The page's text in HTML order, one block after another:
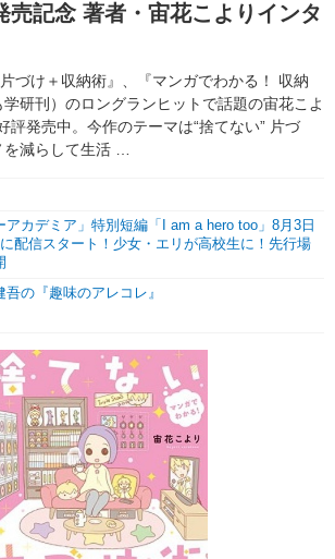
コスプレ
覧 コラム
らせ
売記念 著者・宙花こよりインタ
づけ＋収納術』、『マンガでわかる！ 収納
研刊）のロングランヒットで話題の宙花こよ
評発売中。今作のテーマは“捨てない” 片づ
減らして生活 …
アカデミア」特別短編「I am a hero too」8月3日
に配信スタート！少女・エリが高校生に！先行場
吾の『趣味のアレコレ』